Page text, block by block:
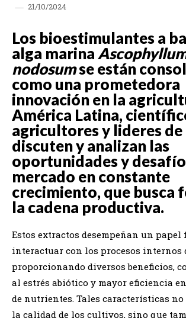
21/10/2024
Los bioestimulantes a
alga marina
nodosumse están
como una prometedora
innovación en la
América Latina,
agricultores y lideres
discuten y analizan las
oportunidades y
mercado en constante
crecimiento, que busca
la cadena productiva.
Estos extractos desempeñan un
interactuar con los procesos internos
proporcionando diversos beneficios,
al estrés abiótico y mayor eficiencia
de nutrientes. Tales características no
la calidad de los cultivos, sino que